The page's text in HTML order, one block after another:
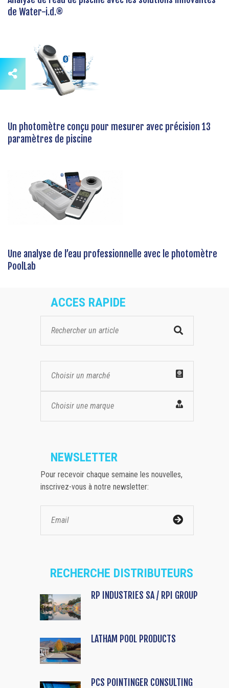
de Water-i.d.®
Un photomètre conçu pour mesurer avec précision 13
paramètres de piscine
Une analyse de l’eau professionnelle avec le photomètre
PoolLab
ACCES RAPIDE
Choisir un marché
Choisir une marque
NEWSLETTER
Pour recevoir chaque semaine les nouvelles,
inscrivez-vous à notre newsletter:
RECHERCHE DISTRIBUTEURS
RP INDUSTRIES SA / RPI GROUP
LATHAM POOL PRODUCTS
PCS POINTINGER CONSULTING